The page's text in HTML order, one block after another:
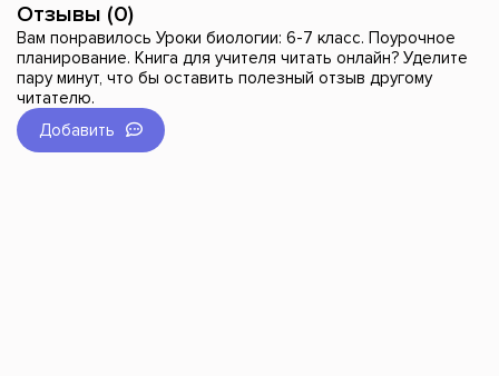
Отзывы (0)
Вам понравилось Уроки биологии: 6-7 класс. Поурочное
планирование. Книга для учителя читать онлайн? Уделите
пару минут, что бы оставить полезный отзыв другому
читателю.
Добавить